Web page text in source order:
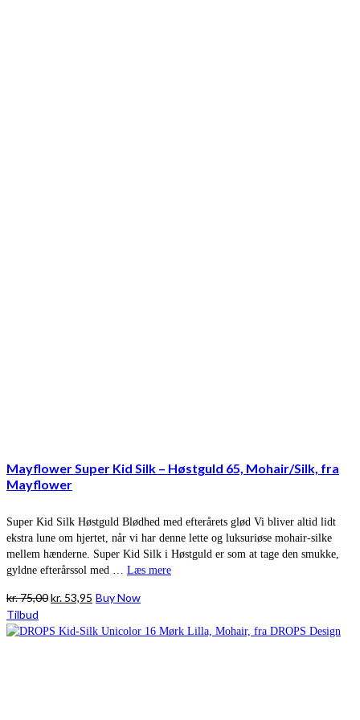
Mayflower Super Kid Silk – Høstguld 65, Mohair/Silk, fra
Mayflower
Super Kid Silk Høstguld Blødhed med efterårets glød Vi bliver altid lidt
ekstra lune om hjertet, når vi har denne lette og luksuriøse mohair-silke
mellem hænderne. Super Kid Silk i Høstguld er som at tage den smukke,
gyldne efterårssol med … Læs mere
kr.75,00Den
pris
kr. 53,95 Den
pris
Buy Now
Tilbud